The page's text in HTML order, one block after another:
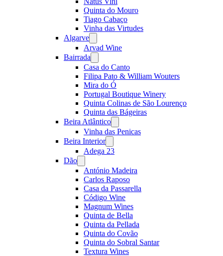
Quinta do Mouro
Tiago Cabaço
Vinha das Virtudes
Algarve
menu
Arvad Wine
Bairrada
menu
Casa do Canto
Filipa Pato & William Wouters
Mira do Ó
Portugal Boutique Winery
Quinta Colinas de São Lourenço
Quinta das Bágeiras
Beira Atlântico
menu
Vinha das Penicas
Beira Interior
menu
Adega 23
Dão
menu
António Madeira
Carlos Raposo
Casa da Passarella
Código Wine
Magnum Wines
Quinta de Bella
Quinta da Pellada
Quinta do Covão
Quinta do Sobral Santar
Textura Wines